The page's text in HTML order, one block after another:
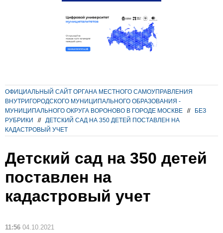
ОФИЦИАЛЬНЫЙ САЙТ ОРГАНА МЕСТНОГО САМОУПРАВЛЕНИЯ
ВНУТРИГОРОДСКОГО МУНИЦИПАЛЬНОГО ОБРАЗОВАНИЯ -
МУНИЦИПАЛЬНОГО ОКРУГА ВОРОНОВО В ГОРОДЕ МОСКВЕ
//
БЕЗ
РУБРИКИ
//
ДЕТСКИЙ САД НА 350 ДЕТЕЙ ПОСТАВЛЕН НА
КАДАСТРОВЫЙ УЧЕТ
Детский сад на 350 детей
поставлен на
кадастровый учет
11:56 04.10.2021